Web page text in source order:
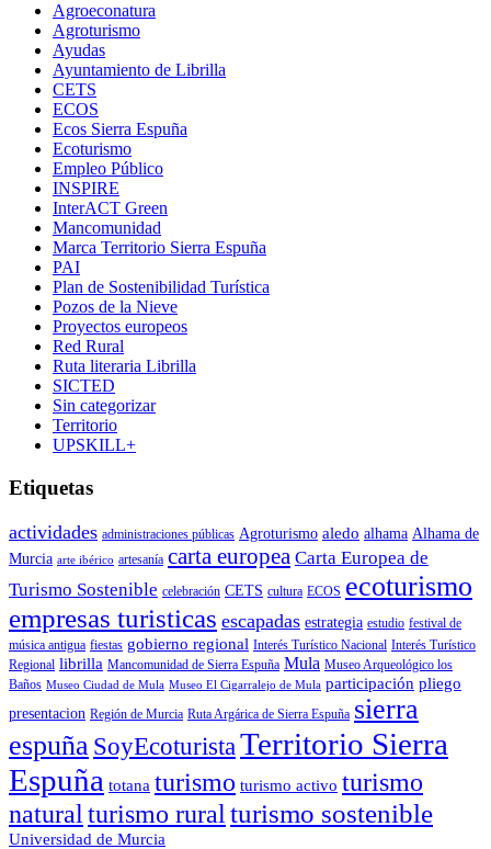
Agroeconatura
Agroturismo
Ayudas
Ayuntamiento de Librilla
CETS
ECOS
Ecos Sierra Espuña
Ecoturismo
Empleo Público
INSPIRE
InterACT Green
Mancomunidad
Marca Territorio Sierra Espuña
PAI
Plan de Sostenibilidad Turística
Pozos de la Nieve
Proyectos europeos
Red Rural
Ruta literaria Librilla
SICTED
Sin categorizar
Territorio
UPSKILL+
Etiquetas
actividades administraciones públicas Agroturismo aledo alhama Alhama de
Murcia arte ibérico artesanía carta europea Carta Europea de
Turismo Sostenible celebración CETS cultura ECOS ecoturismo
empresas turisticas escapadas estrategia estudio festival de
música antigua fiestas gobierno regional Interés Turístico Nacional Interés Turístico
Regional librilla Mancomunidad de Sierra Espuña Mula Museo Arqueológico los
Baños Museo Ciudad de Mula Museo El Cigarralejo de Mula participación pliego
presentacion Región de Murcia Ruta Argárica de Sierra Espuña sierra
espuña SoyEcoturista Territorio Sierra
Espuña totana turismo turismo activo turismo
natural turismo rural turismo sostenible
Universidad de Murcia